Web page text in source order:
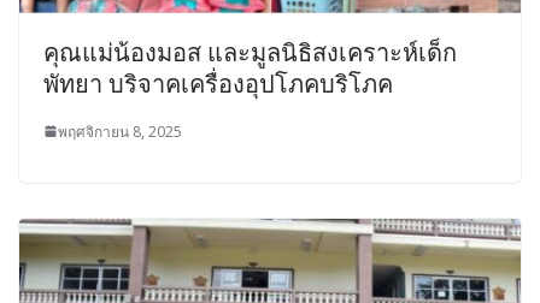
คุณแม่น้องมอส และมูลนิธิสงเคราะห์เด็ก
พัทยา บริจาคเครื่องอุปโภคบริโภค
พฤศจิกายน 8, 2025